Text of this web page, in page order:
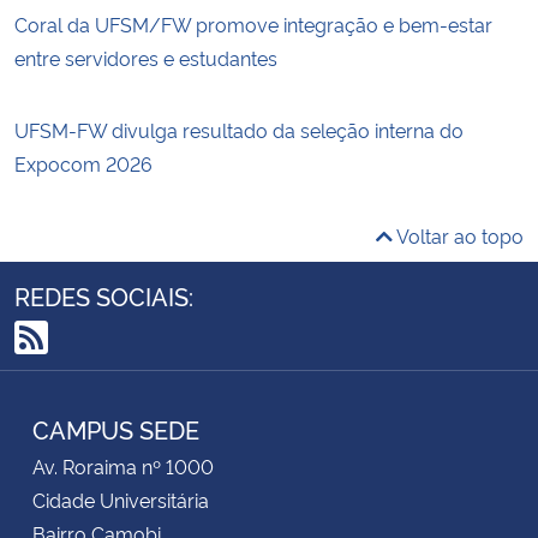
Coral da UFSM/FW promove integração e bem-estar
entre servidores e estudantes
UFSM-FW divulga resultado da seleção interna do
Expocom 2026
Voltar ao topo
REDES SOCIAIS:
RSS
CAMPUS SEDE
Av. Roraima nº 1000
Cidade Universitária